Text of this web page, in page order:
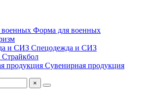
Форма для военных
Спецодежда и СИЗ
Страйкбол
Сувенирная продукция
×